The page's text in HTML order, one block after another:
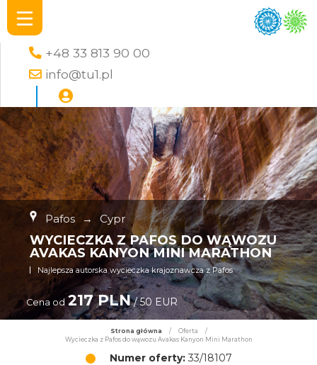
+48 33 813 90 00
info@tu1.pl
Pafos → Cypr
WYCIECZKA Z PAFOS DO WĄWOZU
AVAKAS KANYON MINI MARATHON
Najlepsza autorska wycieczka krajoznawcza z Pafos
Cena od 217 PLN/ 50 EUR
Strona główna / Oferta
/
Wycieczka z Pafos do wąwozu Avakas Kanyon Mini Marathon
Numer oferty:33/18107